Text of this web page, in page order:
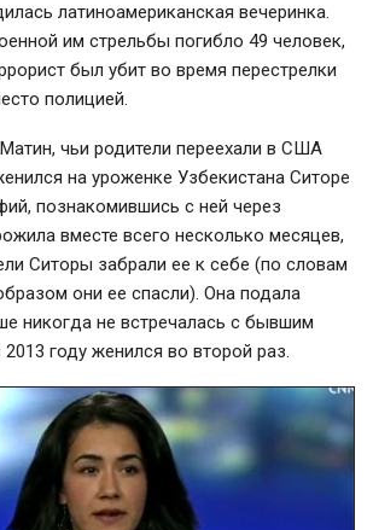
латиноамериканская вечеринка.
им стрельбы погибло 49 человек,
был убит во время перестрелки
полицией.
чьи родители переехали в США
на уроженке Узбекистана Ситоре
познакомившись с ней через
вместе всего несколько месяцев,
Ситоры забрали ее к себе (по словам
они ее спасли). Она подала
никогда не встречалась с бывшим
году женился во второй раз.